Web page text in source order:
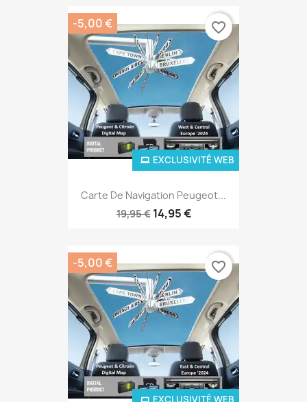
Carte De Navigation Peugeot...
19,95 € 14,95 €
EXCLUSIVITÉ WEB
-5,00 € favorite_border
-5,00 € favorite_border